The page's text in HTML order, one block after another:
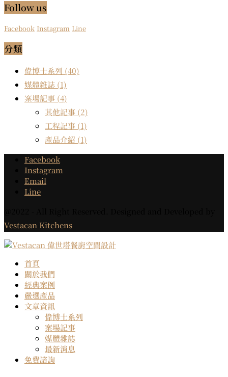
Follow us
Facebook Instagram Line
分類
偉博士系列 (40)
媒體雜誌 (1)
案場記事 (4)
其他記事 (2)
工程記事 (1)
產品介紹 (1)
Facebook
Instagram
Email
Line
Vestacan Kitchens
首頁
關於我們
經典案例
嚴選產品
文章資訊
偉博士系列
案場記事
媒體雜誌
最新消息
免費諮詢